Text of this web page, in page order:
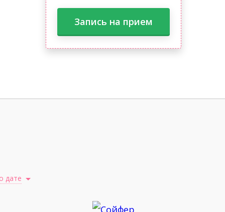
Запись на прием
дате